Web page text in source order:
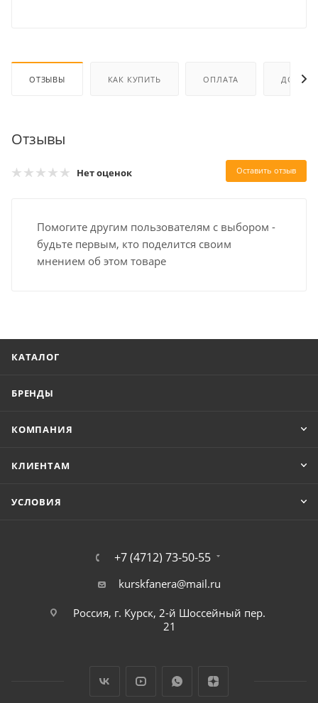
ОТЗЫВЫ КАК КУПИТЬ ОПЛАТА
Отзывы
Нет оценок Оставить отзыв
Помогите другим пользователям с выбором -
будьте первым, кто поделится своим
мнением об этом товаре
КАТАЛОГ
БРЕНДЫ
КОМПАНИЯ
КЛИЕНТАМ
УСЛОВИЯ
+7 (4712) 73-50-55
kurskfanera@mail.ru
Россия, г. Курск, 2-й Шоссейный пер.
21